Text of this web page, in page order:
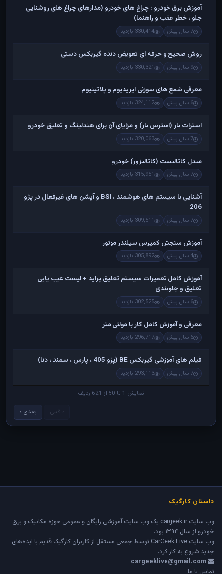
آموزش برق خودرو : چراغ های خودرو (مدارهای چراغ های روشنایی
جلو ، خطر عقب و راهنما)
7 سال پیش 330,414 بازدید
روش صحیح و حرفه ای تعویض دنده گیربکس دستی
9 سال پیش 330,321 بازدید
معرفی شمع های سوزنی ایریدیوم و پلاتینیوم
6 سال پیش 324,112 بازدید
استرات بار (استرس بار) و مزایای آن برای هندلینگ و تعلیق خودرو
7 سال پیش 320,063 بازدید
مبدل کاتالیست (کاتالیزور) خودرو
7 سال پیش 315,951 بازدید
آشنایی با سیستم های هوشمند ، BSI و آپشن های غیرفعال در پژو
206
7 سال پیش 309,511 بازدید
آموزش سنجش کمپرس سیلندر موتور
4 سال پیش 305,892 بازدید
آموزش کامل تعمیرات سیستم تعلیق پراید + لیست عیب یابی
تعلیق و جلوبندی
6 سال پیش 302,525 بازدید
معرفی و آموزش کامل کار با مولتی متر
6 سال پیش 296,717 بازدید
فیلم های آموزشی گیربکس BE (پژو 405 ، پارس ، سمند ، دنا)
7 سال پیش 293,113 بازدید
نمایش 1 تا 50 از 621 ردیف
‹ قبلی بعدی ›
داستان کارگیک
وب سایت cargeek.ir یک وب سایت آموزشی رایگان و عمومی حوزه مکانیک و برق
خودرو از سال ۱۳۹۴ بود.
وب سایت CarGeek.Live توسط جمعی مستقل از کاربران کارگیک قدیم با ایده‌های
جدید شروع به کار کرد.
cargeeklive@gmail.com
تماس با ما